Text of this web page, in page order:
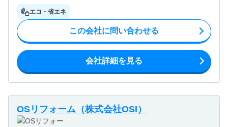
エコ・省エネ
この会社に問い合わせる
会社詳細を見る
OSリフォーム（株式会社OSI）